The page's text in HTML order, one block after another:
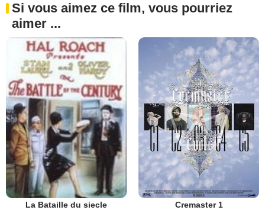
Si vous aimez ce film, vous pourriez
aimer ...
La Bataille du siecle Cremaster 1